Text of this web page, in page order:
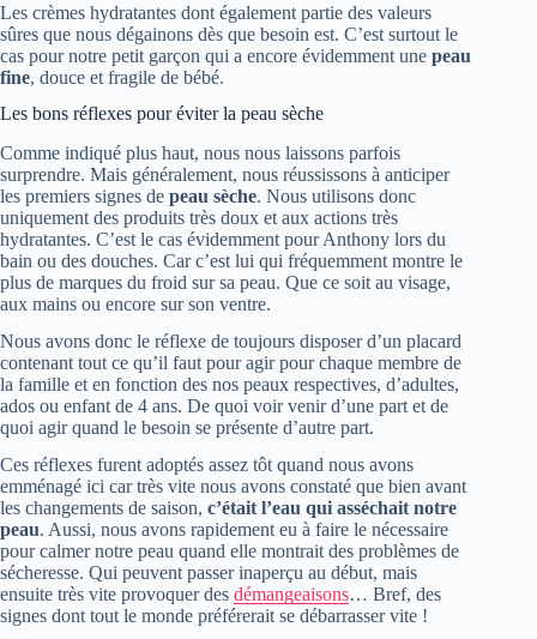
Les crèmes hydratantes dont également partie des valeurs
sûres que nous dégainons dès que besoin est. C’est surtout le
cas pour notre petit garçon qui a encore évidemment une peau
fine, douce et fragile de bébé.
Les bons réflexes pour éviter la peau sèche
Comme indiqué plus haut, nous nous laissons parfois
surprendre. Mais généralement, nous réussissons à anticiper
les premiers signes de peau sèche. Nous utilisons donc
uniquement des produits très doux et aux actions très
hydratantes. C’est le cas évidemment pour Anthony lors du
bain ou des douches. Car c’est lui qui fréquemment montre le
plus de marques du froid sur sa peau. Que ce soit au visage,
aux mains ou encore sur son ventre.
Nous avons donc le réflexe de toujours disposer d’un placard
contenant tout ce qu’il faut pour agir pour chaque membre de
la famille et en fonction des nos peaux respectives, d’adultes,
ados ou enfant de 4 ans. De quoi voir venir d’une part et de
quoi agir quand le besoin se présente d’autre part.
Ces réflexes furent adoptés assez tôt quand nous avons
emménagé ici car très vite nous avons constaté que bien avant
les changements de saison, c’était l’eau qui asséchait notre
peau. Aussi, nous avons rapidement eu à faire le nécessaire
pour calmer notre peau quand elle montrait des problèmes de
sécheresse. Qui peuvent passer inaperçu au début, mais
ensuite très vite provoquer des démangeaisons… Bref, des
signes dont tout le monde préférerait se débarrasser vite !